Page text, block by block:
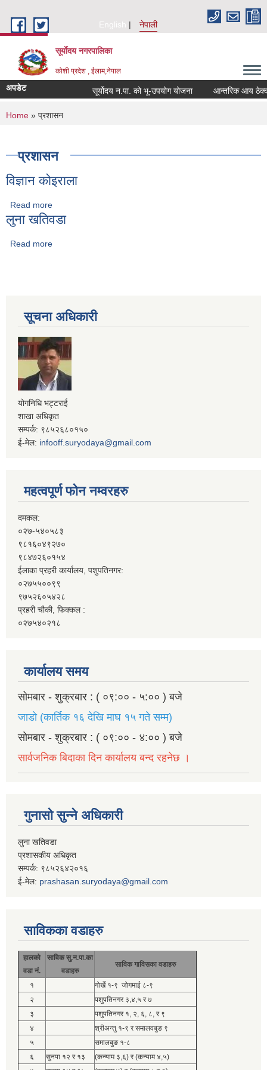
English
नेपाली
सूर्याेदय नगरपालिका
कोशी प्रदेश , ईलाम,नेपाल
अपडेट सूर्योदय न.पा. को भू-उपयोग योजना आन्तरिक आय ठेक्का
You are here
Home » प्रशासन
प्रशासन
विज्ञान कोइराला
Read more
लुना खतिवडा
Read more
सूचना अधिकारी
योगनिधि भट्टराई
शाखा अधिकृत
सम्पर्क: ९८५२६८०१५०
ई-मेल: infooff.suryodaya@gmail.com
महत्वपूर्ण फोन नम्वरहरु
दमकल:
०२७-५४०५८३
९८१६०४९२७०
९८४७२६०१५४
ईलाका प्रहरी कार्यालय, पशुपतिनगर:
०२७५५००९९
९७५२६०५४२८
प्रहरी चौकी, फिक्कल :
०२७५४०२१८
कार्यालय समय
सोमबार - शुक्रबार : ( ०९:०० - ५:०० ) बजे
जाडो (कार्तिक १६ देखि माघ १५ गते सम्म)
सोमबार - शुक्रबार : ( ०९:०० - ४:०० ) बजे
सार्वजनिक बिदाका दिन कार्यालय बन्द रहनेछ ।
गुनासो सुन्ने अधिकारी
लुना खतिवडा
प्रशासकीय अधिकृत
सम्पर्क: ९८५२६४२०१६
ई-मेल: prashasan.suryodaya@gmail.com
साविकका वडाहरु
हालको
वडा नं.
साविक सु.न.पा.का
वडाहरु
साविक गाविसका वडाहरु
१
गोर्खे १-९ जोगमाई ८-९
२
पशुपतिनगर ३,४,५ र ७
३
पशुपतिनगर १, २, ६, ८, र ९
४
श्रीअन्तु १-९ र समालवबुङ ९
५
समालबुङ १-८
६
सुनपा १२ र १३
(कन्याम ३,६) र (कन्याम ४,५)